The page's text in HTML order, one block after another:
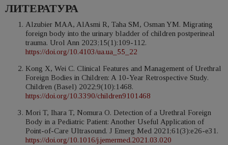
ЛИТЕРАТУРА
Alzubier MAA, AlAsmi R, Taha SM, Osman YM. Migrating
foreign body into the urinary bladder of children postperineal
trauma. Urol Ann 2023;15(1):109-112.
https://doi.org/10.4103/ua.ua_55_22
Kong X, Wei C. Clinical Features and Management of Urethral
Foreign Bodies in Children: A 10-Year Retrospective Study.
Children (Basel) 2022;9(10):1468.
https://doi.org/10.3390/children9101468
Mori T, Ihara T, Nomura O. Detection of a Urethral Foreign
Body in a Pediatric Patient: Another Useful Application of
Point-of-Care Ultrasound. J Emerg Med 2021;61(3):e26-e31.
https://doi.org/10.1016/j.jemermed.2021.03.020